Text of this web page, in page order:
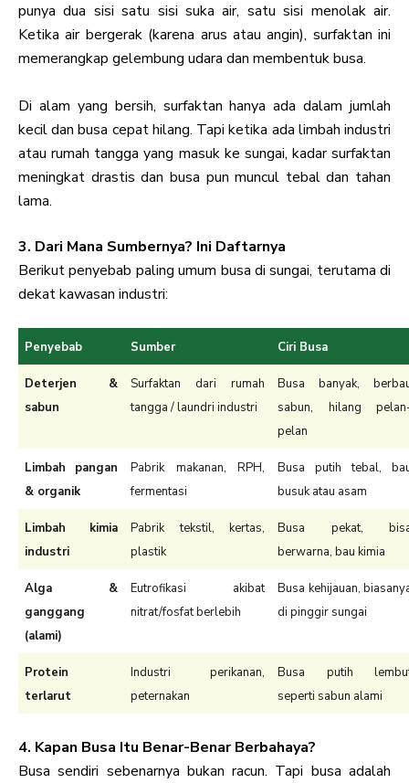
punya dua sisi satu sisi suka air, satu sisi menolak air.
Ketika air bergerak (karena arus atau angin), surfaktan ini
memerangkap gelembung udara dan membentuk busa.
Di alam yang bersih, surfaktan hanya ada dalam jumlah
kecil dan busa cepat hilang. Tapi ketika ada limbah industri
atau rumah tangga yang masuk ke sungai, kadar surfaktan
meningkat drastis dan busa pun muncul tebal dan tahan
lama.
3. Dari Mana Sumbernya? Ini Daftarnya
Berikut penyebab paling umum busa di sungai, terutama di
dekat kawasan industri:
Penyebab Sumber Ciri Busa
Deterjen &
sabun
Surfaktan dari rumah
tangga / laundri industri
Busa banyak,
sabun, hilang
pelan
Limbah pangan
& organik
Pabrik makanan, RPH,
fermentasi
Busa putih tebal,
busuk atau asam
Limbah kimia
industri
Pabrik tekstil, kertas,
plastik
Busa pekat,
berwarna, bau kimia
Alga &
ganggang
(alami)
Eutrofikasi akibat
nitrat/fosfat berlebih
Busa kehijauan,
di pinggir sungai
Protein
terlarut
Industri perikanan,
peternakan
Busa putih
seperti sabun alami
4. Kapan Busa Itu Benar-Benar Berbahaya?
Busa sendiri sebenarnya bukan racun. Tapi busa adalah